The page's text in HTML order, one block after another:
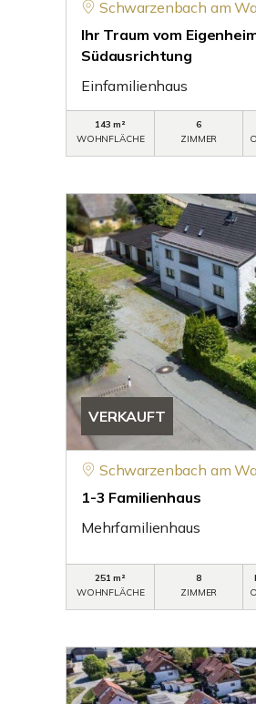
Schwarzenbach am
Ihr Traum vom
Südausrichtung
Einfamilienhaus
143 m²
WOHNFLÄCHE
6
ZIMMER
VERKAUFT
Schwarzenbach am
1-3 Familienhaus
Mehrfamilienhaus
251 m²
WOHNFLÄCHE
8
ZIMMER